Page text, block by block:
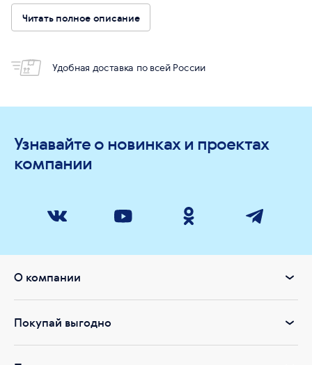
Читать полное описание
Удобная доставка по всей России
Узнавайте о новинках и проектах
компании
О компании
Покупай выгодно